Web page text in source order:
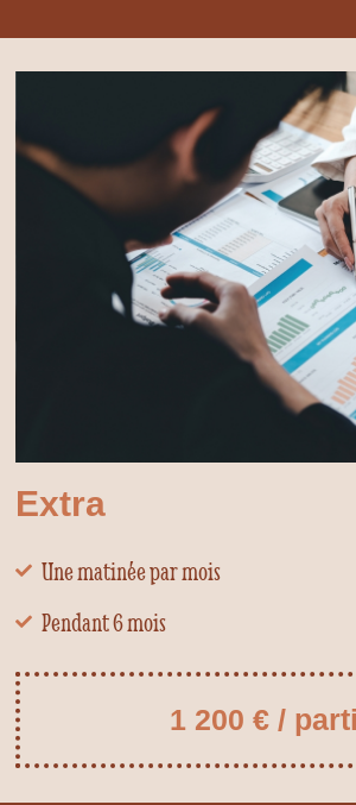
Extra
Une matinée par mois
Pendant 6 mois
1 200 € /